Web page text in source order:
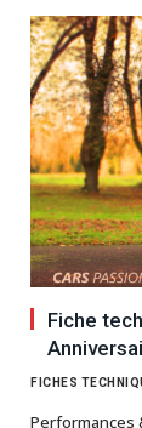
Fiche
FICHES
Performances